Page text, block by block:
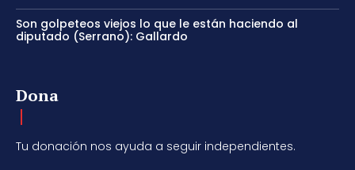
Son golpeteos viejos lo que le están haciendo al
diputado (Serrano): Gallardo
Dona
Tu donación nos ayuda a seguir independientes.